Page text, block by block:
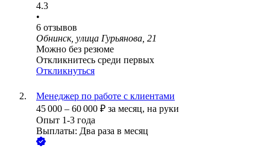
4.3
•
6 отзывов
Обнинск, улица Гурьянова, 21
Можно без резюме
Откликнитесь среди первых
Откликнуться
Менеджер по работе с клиентами
45 000 – 60 000 ₽ за месяц, на руки
Опыт 1-3 года
Выплаты: Два раза в месяц